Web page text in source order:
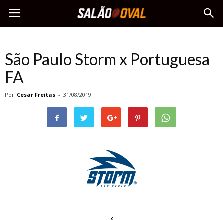
São Paulo Storm x Portuguesa
FA
Por Cesar Freitas - 31/08/2019
x